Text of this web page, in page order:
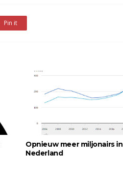
Pin it
Opnieuw meer miljonairs in
Nederland